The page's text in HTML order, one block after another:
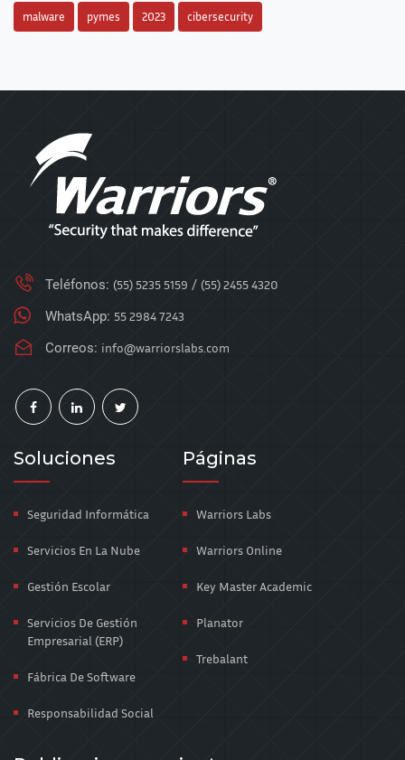
malware pymes 2023 cibersecurity
Teléfonos: (55) 5235 5159 / (55) 2455 4320
WhatsApp: 55 2984 7243
Correos: info@warriorslabs.com
Soluciones
Seguridad Informática
Servicios En La Nube
Gestión Escolar
Servicios De Gestión
Empresarial (ERP)
Fábrica De Software
Responsabilidad Social
Páginas
Warriors Labs
Warriors Online
Key Master Academic
Planator
Trebalant